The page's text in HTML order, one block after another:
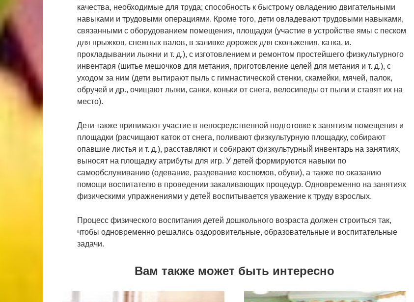
качества, необходимые для труда; способность к быстрому овладению двигательными
навыками и трудовыми операциями. Кроме того, дети овладевают трудовыми навыками,
связанными с оборудованием помещения, площадки (участие в устройстве ямы с песком
для прыжков, снежных валов, в заливке дорожек для скольжения, катка, и.
прокладывании лыжни и т. д.), с изготовлением и ремонтом простейшего физкультурного
инвентаря (шитье мешочков для метания, приготовление целей для метания и т. д.), с
уходом за ним (дети вытирают пыль с гимнастической стенки, скамейки, мячей, палок,
обручей и др., очищают лыжи, санки, коньки от снега, велосипеды от пыли и ставят их на
место).
Дети также принимают участие в непосредственной подготовке к занятиям помещения и
площадки (расчищают каток от снега, поливают физкультурную площадку, собирают
опавшие листья и т. д.), расставляют и собирают физкультурный инвентарь на занятиях,
выносят на площадку атрибуты для игр. У детей формируются навыки по
самообслуживанию (одевание, раздевание костюмов, обуви), а также по оказанию
помощи воспитателю в проведении закаливающих процедур. Одновременно на занятиях
физическими упражнениями у детей воспитывается уважение к труду взрослых.
Процесс физического воспитания детей дошкольного возраста должен строиться так,
чтобы одновременно решались оздоровительные, образовательные и воспитательные
задачи.
Вам также может быть интересно